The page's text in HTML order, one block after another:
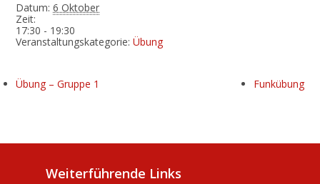
Datum: 6 Oktober
Zeit:
17:30 - 19:30
Veranstaltungskategorie: Übung
Übung – Gruppe 1 Funkübung
Weiterführende Links